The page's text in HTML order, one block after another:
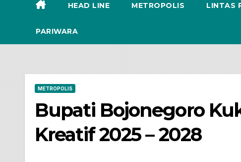
HEAD LINE METROPOLIS LINTAS
PARIWARA
METROPOLIS
Bupati Bojonegoro
Kreatif 2025 – 2028